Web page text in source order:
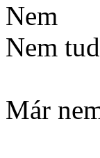
Nem
Nem
Már